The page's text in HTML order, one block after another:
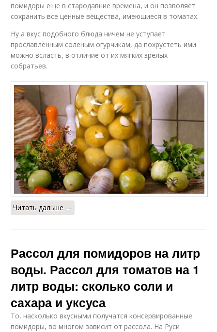
помидоры еще в стародавние времена, и он позволяет
сохранить все ценные вещества, имеющиеся в томатах.
Ну а вкус подобного блюда ничем не уступает
прославленным соленым огурчикам, да похрустеть ими
можно всласть, в отличие от их мягких зрелых
собратьев.
Читать дальше →
Рассол для помидоров на литр
воды. Рассол для томатов на 1
литр воды: сколько соли и
сахара и уксуса
То, насколько вкусными получатся консервированные
помидоры, во многом зависит от рассола. На Руси